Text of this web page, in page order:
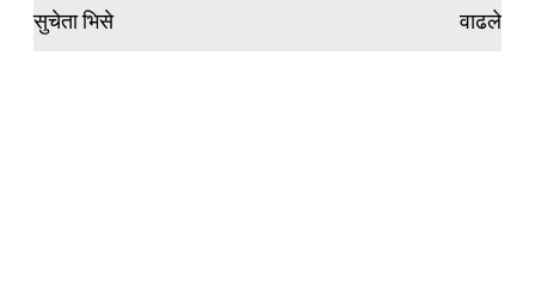
सुचेता भिसे
वाढले